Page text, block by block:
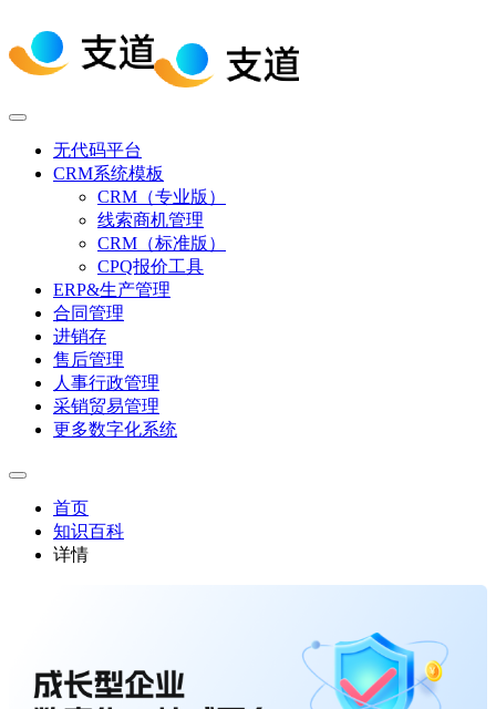
无代码平台
CRM系统模板
CRM（专业版）
线索商机管理
CRM（标准版）
CPQ报价工具
ERP&生产管理
合同管理
进销存
售后管理
人事行政管理
采销贸易管理
更多数字化系统
首页
知识百科
详情